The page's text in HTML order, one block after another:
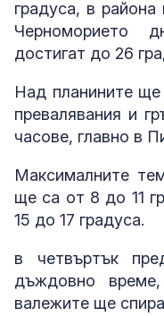
градуса, в
Черноморието
достигат до 26
Над планините
превалявания и
часове, главно в
Максималните
ще са от 8 до 11
15 до 17 градуса.
в четвъртък
дъждовно
валежите ще